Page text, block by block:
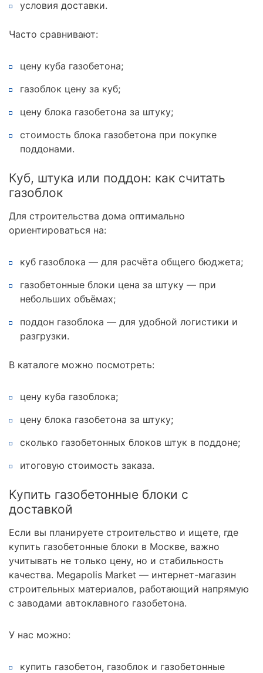
условия доставки.
Часто сравнивают:
цену куба газобетона;
газоблок цену за куб;
цену блока газобетона за штуку;
стоимость блока газобетона при покупке
поддонами.
Куб, штука или поддон: как считать
газоблок
Для строительства дома оптимально
ориентироваться на:
куб газоблока — для расчёта общего бюджета;
газобетонные блоки цена за штуку — при
небольших объёмах;
поддон газоблока — для удобной логистики и
разгрузки.
В каталоге можно посмотреть:
цену куба газоблока;
цену блока газобетона за штуку;
сколько газобетонных блоков штук в поддоне;
итоговую стоимость заказа.
Купить газобетонные блоки с
доставкой
Если вы планируете строительство и ищете, где
купить газобетонные блоки в Москве, важно
учитывать не только цену, но и стабильность
качества. Megapolis Market — интернет-магазин
строительных материалов, работающий напрямую
с заводами автоклавного газобетона.
У нас можно:
купить газобетон, газоблок и газобетонные